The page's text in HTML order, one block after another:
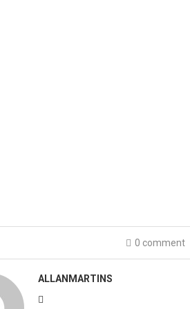
0 comment
ALLANMARTINS